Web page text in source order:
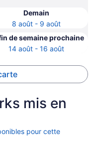
Demain
8 août - 9 août
de semaine prochaine
14 août - 16 août
mis en
pour cette